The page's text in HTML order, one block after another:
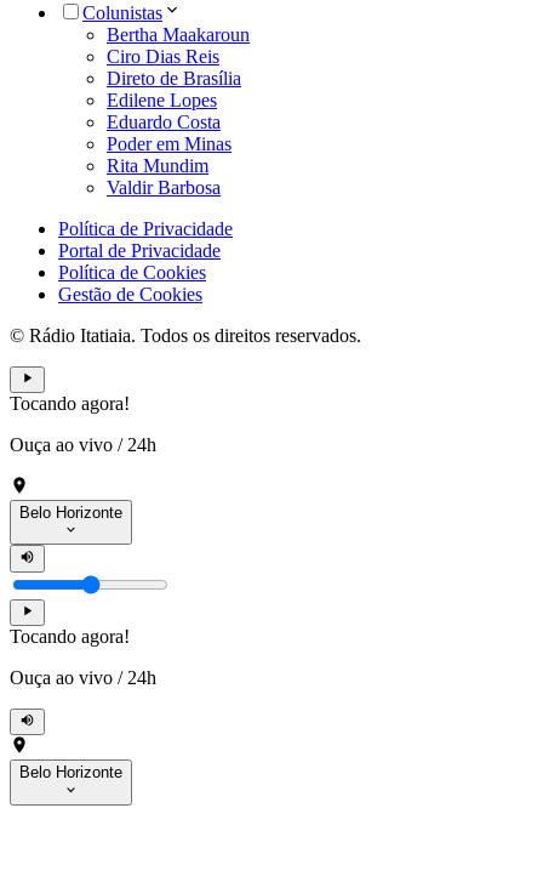
Colunistas
Bertha Maakaroun
Ciro Dias Reis
Direto de Brasília
Edilene Lopes
Eduardo Costa
Poder em Minas
Rita Mundim
Valdir Barbosa
Política de Privacidade
Portal de Privacidade
Política de Cookies
Gestão de Cookies
© Rádio Itatiaia. Todos os direitos reservados.
Tocando agora!
Ouça ao vivo / 24h
Belo Horizonte
Tocando agora!
Ouça ao vivo / 24h
Belo Horizonte